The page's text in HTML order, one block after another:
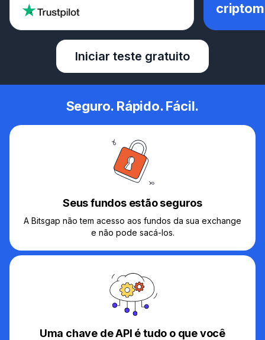
Iniciar teste gratuito
Seguro. Rápido. Fácil.
Seus fundos estão seguros
A Bitsgap não tem acesso aos fundos da sua exchange
e não pode sacá-los.
Uma chave de API é tudo o que você